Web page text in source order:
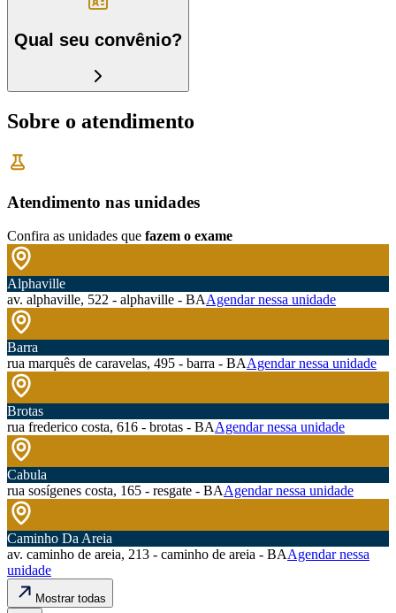
Qual seu convênio?
Sobre o atendimento
Atendimento nas unidades
Confira as unidades que fazem o exame
Alphaville
av. alphaville, 522 - alphaville - BAAgendar nessa unidade
Barra
rua marquês de caravelas, 495 - barra - BAAgendar nessa unidade
Brotas
rua frederico costa, 616 - brotas - BAAgendar nessa unidade
Cabula
rua sosígenes costa, 165 - resgate - BAAgendar nessa unidade
Caminho Da Areia
av. caminho de areia, 213 - caminho de areia - BAAgendar nessa
unidade
Mostrar todas